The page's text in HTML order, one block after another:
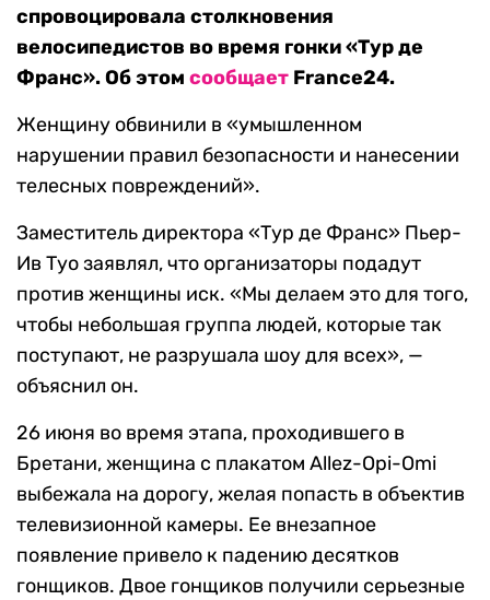
спровоцировала столкновения
велосипедистов во время гонки «Тур де
Франс». Об этом сообщает France24.
Женщину обвинили в «умышленном
нарушении правил безопасности и нанесении
телесных повреждений».
Заместитель директора «Тур де Франс» Пьер-
Ив Туо заявлял, что организаторы подадут
против женщины иск. «Мы делаем это для того,
чтобы небольшая группа людей, которые так
поступают, не разрушала шоу для всех», —
объяснил он.
26 июня во время этапа, проходившего в
Бретани, женщина с плакатом Allez-Opi-Omi
выбежала на дорогу, желая попасть в объектив
телевизионной камеры. Ее внезапное
появление привело к падению десятков
гонщиков. Двое гонщиков получили серьезные